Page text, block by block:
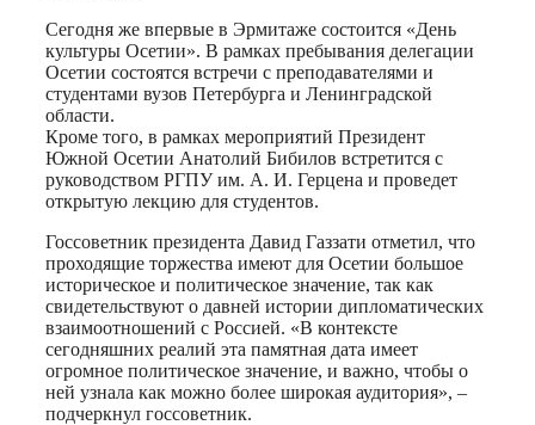
Сегодня же впервые в Эрмитаже состоится «День
культуры Осетии». В рамках пребывания делегации
Осетии состоятся встречи с преподавателями и
студентами вузов Петербурга и Ленинградской
области.
Кроме того, в рамках мероприятий Президент
Южной Осетии Анатолий Бибилов встретится с
руководством РГПУ им. А. И. Герцена и проведет
открытую лекцию для студентов.
Госсоветник президента Давид Газзати отметил, что
проходящие торжества имеют для Осетии большое
историческое и политическое значение, так как
свидетельствуют о давней истории дипломатических
взаимоотношений с Россией. «В контексте
сегодняшних реалий эта памятная дата имеет
огромное политическое значение, и важно, чтобы о
ней узнала как можно более широкая аудитория», –
подчеркнул госсоветник.